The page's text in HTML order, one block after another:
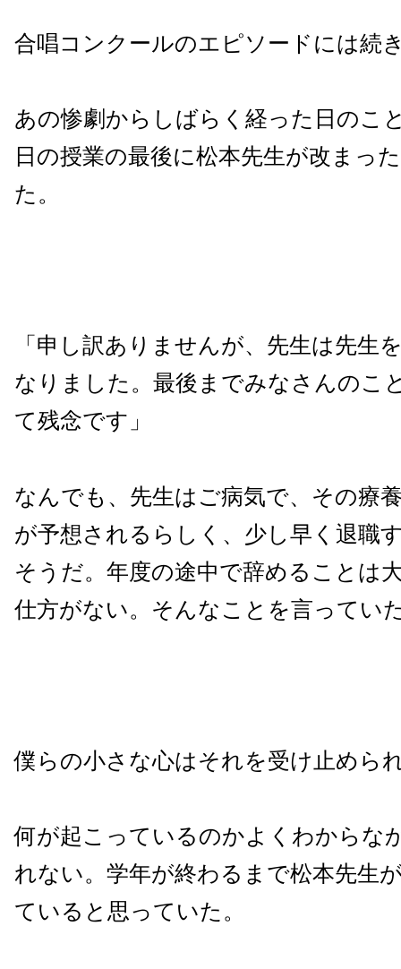
合唱コンクールのエピソードには続
あの惨劇からしばらく経った日のこ
日の授業の最後に松本先生が改まっ
た。
「申し訳ありませんが、先生は先生
なりました。最後までみなさんのこ
て残念です」
なんでも、先生はご病気で、その療
が予想されるらしく、少し早く退職
そうだ。年度の途中で辞めることは
仕方がない。そんなことを言ってい
僕らの小さな心はそれを受け止めら
何が起こっているのかよくわからな
れない。学年が終わるまで松本先生
ていると思っていた。